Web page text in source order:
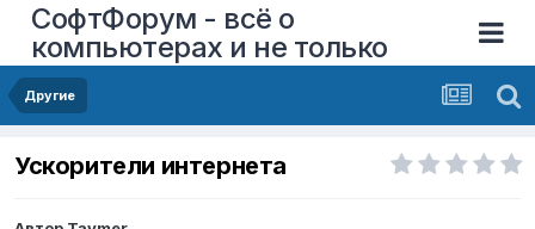
СофтФорум - всё о
компьютерах и не только
Другие
Ускорители интернета